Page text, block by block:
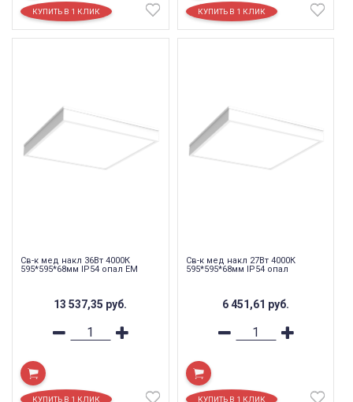
Св-к мед накл 36Вт 4000К
595*595*68мм IP54 опал EM
13 537,35 руб.
Св-к мед накл 27Вт 4000К
595*595*68мм IP54 опал
6 451,61 руб.